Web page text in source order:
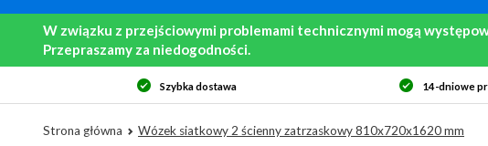
W związku z przejściowymi problemami technicznymi mogą
Przepraszamy za niedogodności.
14-dniowe prawo zwrotu
Strona główna Wózek siatkowy 2 ścienny zatrzaskowy 810x720x1620 mm